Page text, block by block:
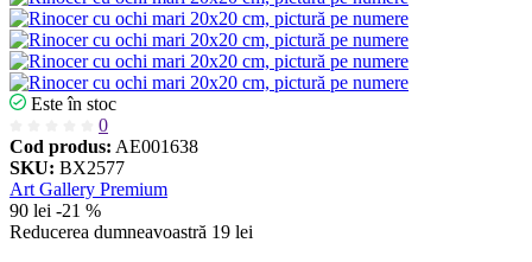
Este în stoc
0
Cod produs: AE001638
SKU: BX2577
Art Gallery Premium
90 lei -21 %
Reducerea dumneavoastră 19 lei